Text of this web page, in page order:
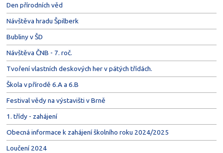
Den přírodních věd
Návštěva hradu Špilberk
Bubliny v ŠD
Návštěva ČNB - 7. roč.
Tvoření vlastních deskových her v pátých třídách.
Škola v přírodě 6.A a 6.B
Festival vědy na výstavišti v Brně
1. třídy - zahájení
Obecná informace k zahájení školního roku 2024/2025
Loučení 2024